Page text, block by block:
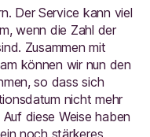
Der Service kann viel
wenn die Zahl der
Zusammen mit
können wir nun den
so dass sich
nicht mehr
diese Weise haben